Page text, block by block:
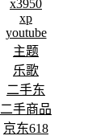
x3950
xp
youtube
主题
乐歌
二手东
二手商品
京东618